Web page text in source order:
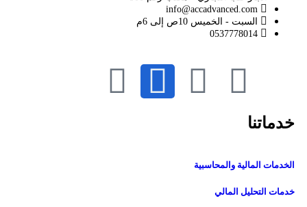
info@accadvanced.com
السبت - الخميس 10ص إلى 6م
0537778014
خدماتنا
الخدمات المالية والمحاسبية
خدمات التحليل المالي